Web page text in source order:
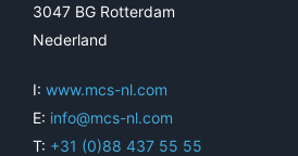
3047 BG Rotterdam
Nederland
I: www.mcs-nl.com
E: info@mcs-nl.com
T: +31 (0)88 437 55 55